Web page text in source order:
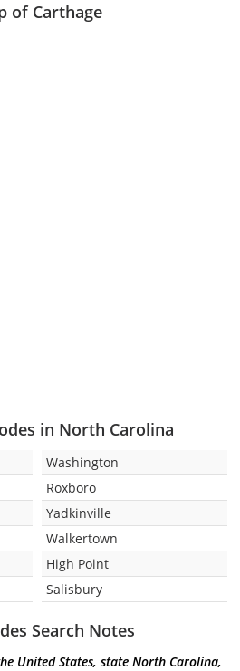
of Carthage
in North Carolina
Washington
Roxboro
Yadkinville
Walkertown
High Point
Salisbury
Search Notes
United States, state North Carolina,